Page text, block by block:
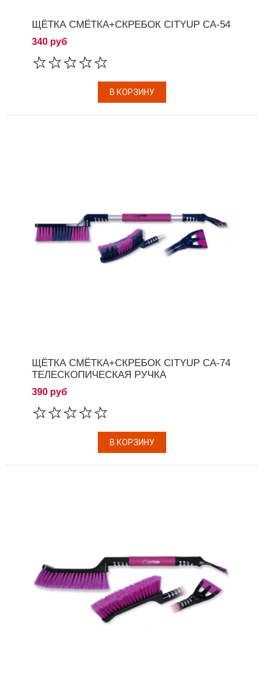
ЩЁТКА СМЁТКА+СКРЕБОК CITYUP СА-54
340 руб
ЩЁТКА СМЁТКА+СКРЕБОК CITYUP СА-74
ТЕЛЕСКОПИЧЕСКАЯ РУЧКА
390 руб